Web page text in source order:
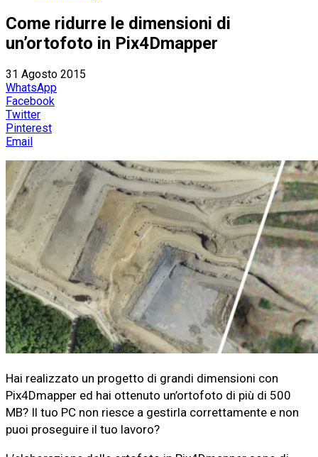
Come ridurre le dimensioni di
un’ortofoto in Pix4Dmapper
31 Agosto 2015
WhatsApp
Facebook
Twitter
Pinterest
Email
Hai realizzato un progetto di grandi dimensioni con
Pix4Dmapper ed hai ottenuto un’ortofoto di più di 500
MB? Il tuo PC non riesce a gestirla correttamente e non
puoi proseguire il tuo lavoro?